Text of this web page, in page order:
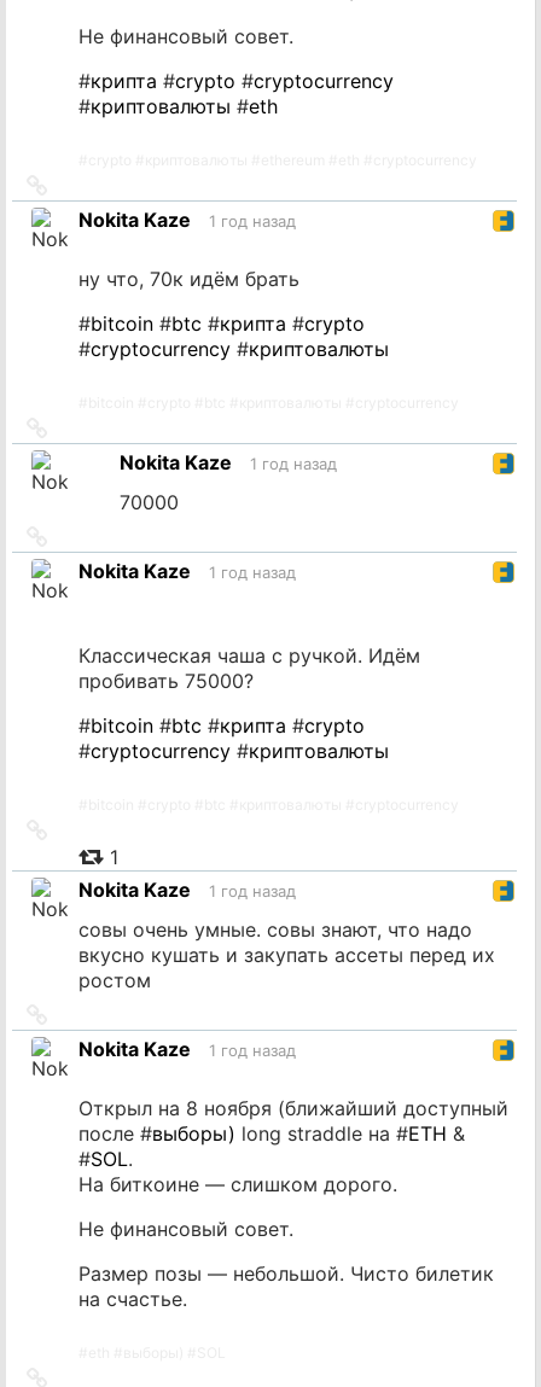
Не финансовый совет.
#крипта #crypto #cryptocurrency
#криптовалюты #eth
на
источник
Nokita Kaze 1 год назад
ну что, 70к идём брать
#bitcoin #btc #крипта #crypto
#cryptocurrency #криптовалюты
на
источникNokita Kaze 1 год назад
70000
на
источник
Nokita Kaze 1 год назад
Классическая чаша с ручкой. Идём
пробивать 75000?
#bitcoin #btc #крипта #crypto
#cryptocurrency #криптовалюты
источник
1
Nokita Kaze
1 год назад
совы очень умные. совы знают, что надо
вкусно кушать и закупать ассеты перед их
ростом
на
источник
Nokita Kaze 1 год назад
Открыл на 8 ноября (ближайший доступный
после #выборы) long straddle на #ETH &
#SOL.
На биткоине — слишком дорого.
Не финансовый совет.
Размер позы — небольшой. Чисто билетик
на счастье.